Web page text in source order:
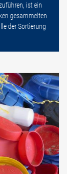
ist ein
gesammelten
der Sortierung